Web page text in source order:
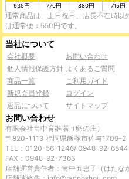
935円 770円 880円 715円
通常商品は、土日祝日、店長不在時以
は通常便＋550円です。
当社について
会社概要
お問い合わせ
個人情報保護方針 よくあるご質問
商品一覧
ご利用ガイド
新規会員登録
ログイン
返品について
サイトマップ
お問い合わせ
有限会社畠中育雛場（卵の庄）
〒820-1113 福岡県飯塚市佐与1709-2
TEL：0120-56-1246/ 0948-92-6844
FAX：0948-92-7363
店舗運営責任者：畠中五恵子（はたな